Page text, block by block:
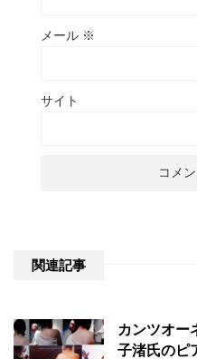
メール ※
サイト
関連記事
カンツオー
子渚氏のピ